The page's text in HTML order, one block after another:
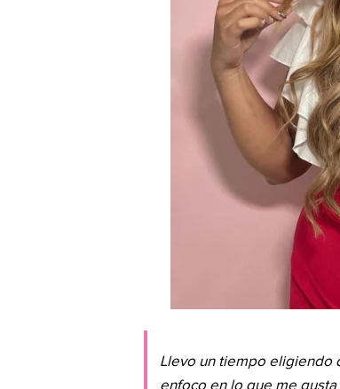
Llevo un tiempo eligiendo